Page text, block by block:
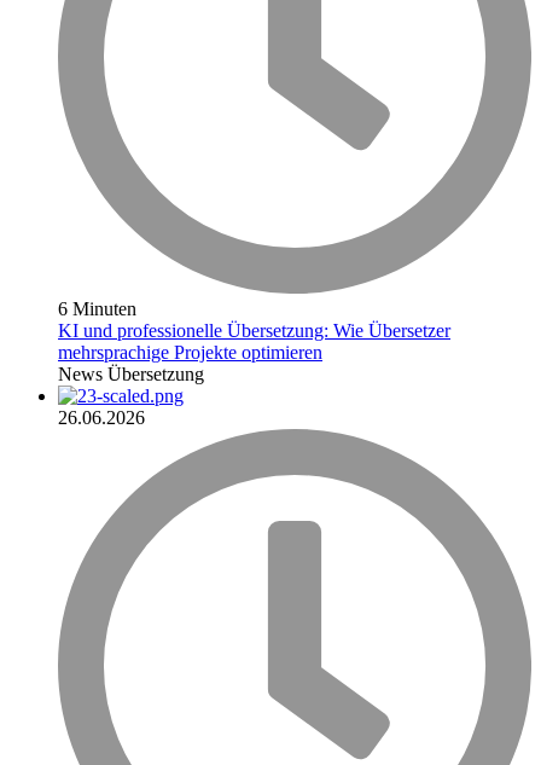
6 Minuten
KI und professionelle Übersetzung: Wie Übersetzer
mehrsprachige Projekte optimieren
News Übersetzung
26.06.2026